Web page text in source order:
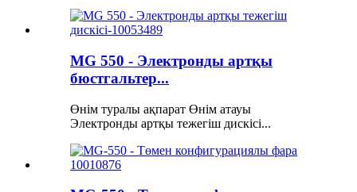
MG 550 - Электронды артқы
бюстгальтер...
Өнім туралы ақпарат Өнім атауы
Электронды артқы тежегіш дискісі...